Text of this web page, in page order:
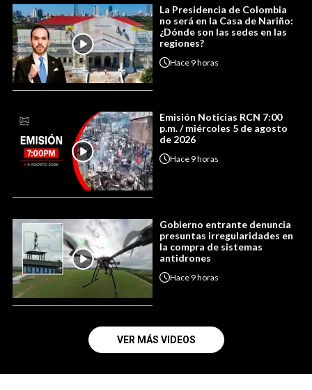
La Presidencia de Colombia
no será en la Casa de Nariño:
¿Dónde son las sedes en las
regiones?
Hace 9 horas
Emisión Noticias RCN 7:00
p.m. / miércoles 5 de agosto
de 2026
Hace 9 horas
Gobierno entrante denuncia
presuntas irregularidades en
la compra de sistemas
antidrones
Hace 9 horas
VER MÁS VIDEOS